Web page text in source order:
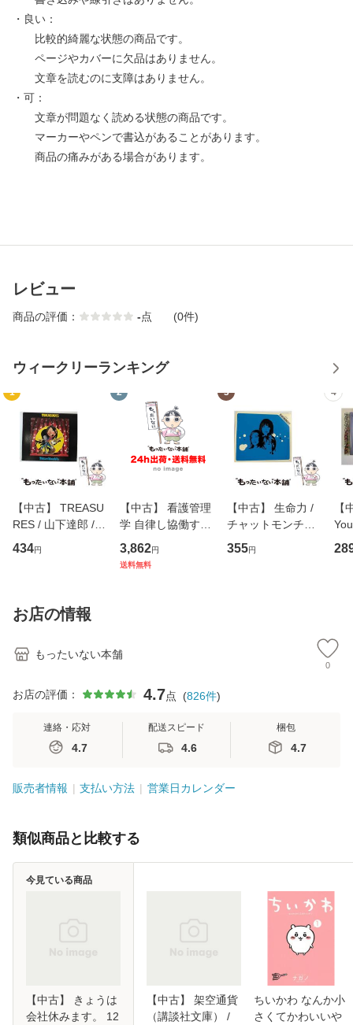
・良い：
比較的綺麗な状態の商品です。
ページやカバーに欠品はありません。
文章を読むのに支障はありません。
・可：
文章が問題なく読める状態の商品です。
マーカーやペンで書込があることがあります。
商品の痛みがある場合があります。
レビュー
商品の評価： -点 (0件)
ウィークリーランキング
1
【中古】 TREASU
RES / 山下達郎 /
イーストウエス
ト・ジャパン [CD]
434円
2
【中古】 看護管理
学 自律し協働する
専門職の看護マネ
ジメントスキル 改
3,862円
送料無料
3
【中古】 生命力 /
チャットモンチー /
キューンレコード
[CD]【メール便送
355円
4
【
のが
お店の情報
もったいない本舗
0
お店の評価： 4.7点 (826件)
連絡・応対
4.7
配送スピード
4.6
梱包
4.7
販売者情報 支払い方法 営業日カレンダー
類似商品と比較する
【中古】 きょうは
会社休みます。 12
今見ている商品
【中古】 架空通貨
（講談社文庫） /
ちいかわ なんか小
さくてかわいいや